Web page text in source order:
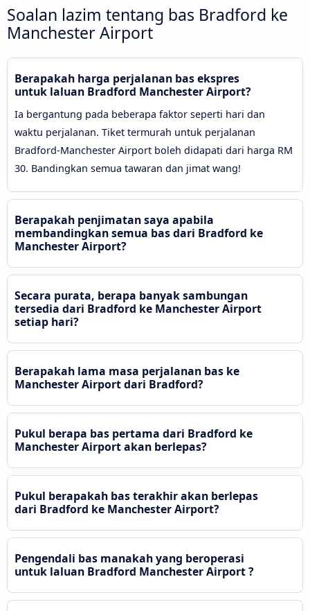
Soalan lazim tentang bas Bradford ke
Manchester Airport
Berapakah harga perjalanan bas ekspres
untuk laluan Bradford Manchester Airport?
Ia bergantung pada beberapa faktor seperti hari dan
waktu perjalanan. Tiket termurah untuk perjalanan
Bradford-Manchester Airport boleh didapati dari harga RM
30. Bandingkan semua tawaran dan jimat wang!
Berapakah penjimatan saya apabila
membandingkan semua bas dari Bradford ke
Manchester Airport?
Secara purata, berapa banyak sambungan
tersedia dari Bradford ke Manchester Airport
setiap hari?
Berapakah lama masa perjalanan bas ke
Manchester Airport dari Bradford?
Pukul berapa bas pertama dari Bradford ke
Manchester Airport akan berlepas?
Pukul berapakah bas terakhir akan berlepas
dari Bradford ke Manchester Airport?
Pengendali bas manakah yang beroperasi
untuk laluan Bradford Manchester Airport ?